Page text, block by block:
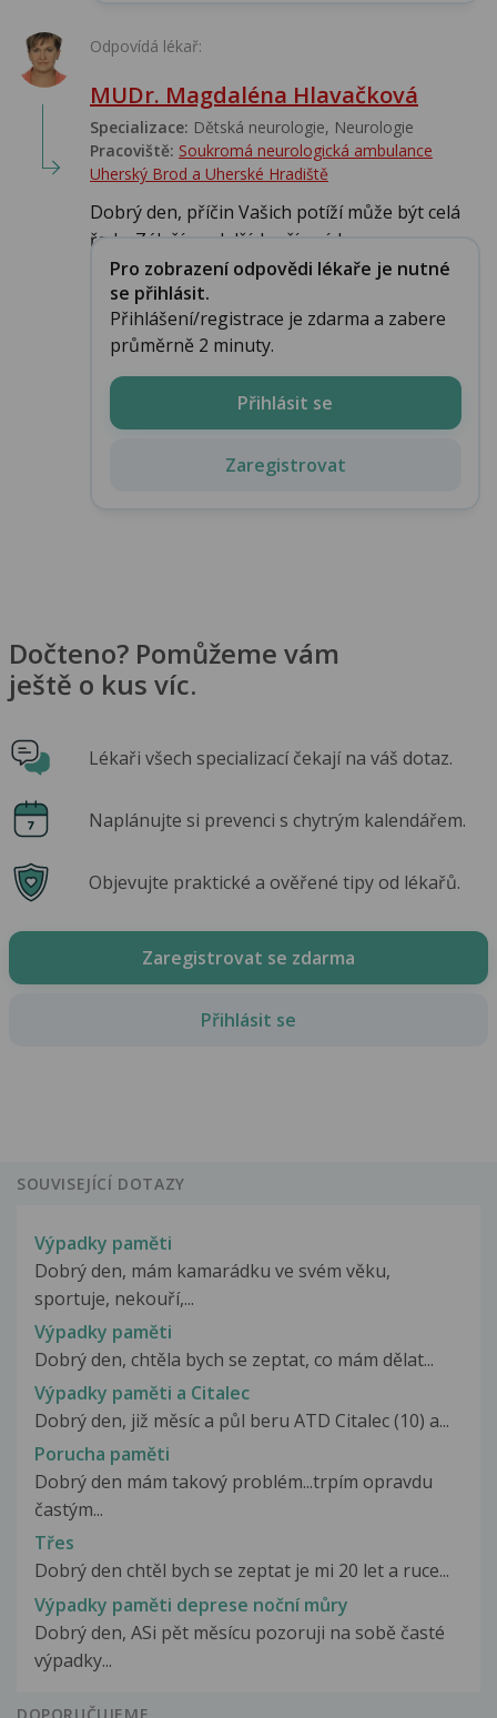
Odpovídá lékař:
MUDr. Magdaléna Hlavačková
Specializace: Dětská neurologie, Neurologie
Pracoviště: Soukromá neurologická ambulance
Uherský Brod a Uherské Hradiště
Dobrý den, příčin Vašich potíží může být celá
řada. Záleží na dalších přízacích...
Pro zobrazení odpovědi lékaře je nutné
se přihlásit.
Přihlášení/registrace je zdarma a zabere
průměrně 2 minuty.
Přihlásit se
Zaregistrovat
Dočteno? Pomůžeme vám
ještě o kus víc.
Lékaři všech specializací čekají na váš dotaz.
Naplánujte si prevenci s chytrým kalendářem.
Objevujte praktické a ověřené tipy od lékařů.
Zaregistrovat se zdarma
Přihlásit se
SOUVISEJÍCÍ DOTAZY
Výpadky paměti
Dobrý den, mám kamarádku ve svém věku,
sportuje, nekouří,...
Výpadky paměti
Dobrý den, chtěla bych se zeptat, co mám dělat...
Výpadky paměti a Citalec
Dobrý den, již měsíc a půl beru ATD Citalec (10) a...
Porucha paměti
Dobrý den mám takový problém...trpím opravdu
častým...
Třes
Dobrý den chtěl bych se zeptat je mi 20 let a ruce...
Výpadky paměti deprese noční můry
Dobrý den, ASi pět měsícu pozoruji na sobě časté
výpadky...
DOPORUČUJEME